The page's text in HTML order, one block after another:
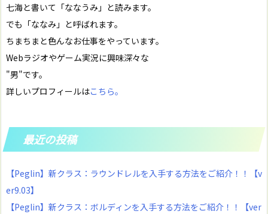
七海と書いて「ななうみ」と読みます。
でも「ななみ」と呼ばれます。
ちまちまと色んなお仕事をやっています。
Webラジオやゲーム実況に興味深々な
"男"です。
詳しいプロフィールはこちら。
最近の投稿
【Peglin】新クラス：ラウンドレルを入手する方法をご紹介！！【v
er9.03】
【Peglin】新クラス：ボルディンを入手する方法をご紹介！！【ver